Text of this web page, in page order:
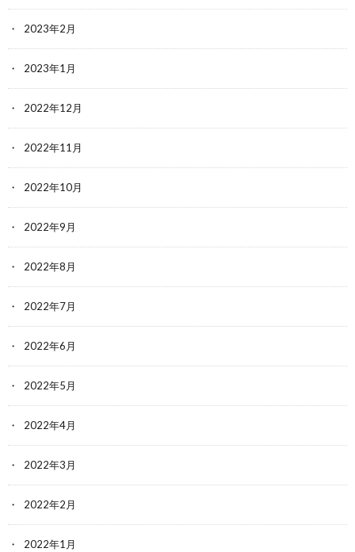
2023年2月
2023年1月
2022年12月
2022年11月
2022年10月
2022年9月
2022年8月
2022年7月
2022年6月
2022年5月
2022年4月
2022年3月
2022年2月
2022年1月